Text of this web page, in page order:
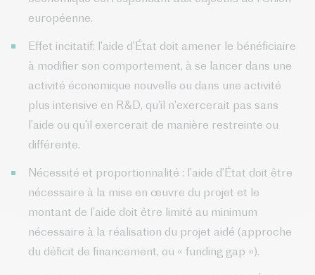
européenne.
Effet incitatif: l’aide d’État doit amener le bénéficiaire
à modifier son comportement, à se lancer dans une
activité économique nouvelle ou dans une activité
plus intensive en R&D, qu’il n’exercerait pas sans
l’aide ou qu’il exercerait de manière restreinte ou
différente.
Nécessité et proportionnalité : l’aide d’État doit être
nécessaire à la mise en œuvre du projet et le
montant de l’aide doit être limité au minimum
nécessaire à la réalisation du projet aidé (approche
du déficit de financement, ou « funding gap »).